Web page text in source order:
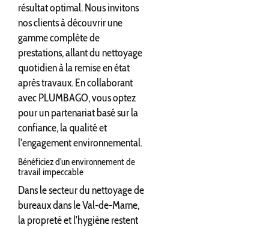
résultat optimal. Nous invitons
nos clients à découvrir une
gamme complète de
prestations, allant du nettoyage
quotidien à la remise en état
après travaux. En collaborant
avec PLUMBAGO, vous optez
pour un partenariat basé sur la
confiance, la qualité et
l'engagement environnemental.
Bénéficiez d'un environnement de
travail impeccable
Dans le secteur du nettoyage de
bureaux dans le Val-de-Marne,
la propreté et l'hygiène restent